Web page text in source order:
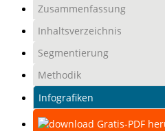
Zusammenfassung
Inhaltsverzeichnis
Segmentierung
Methodik
Infografiken
Gratis-PDF